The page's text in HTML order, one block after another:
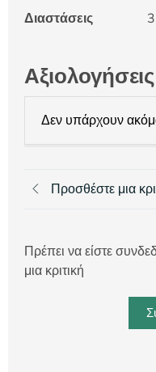
Διαστάσεις
Αξιολογήσεις
Δεν υπάρχουν
Προσθέστε μια
Πρέπει να είστε
μια κριτική